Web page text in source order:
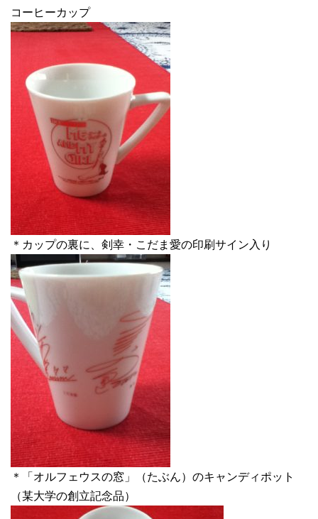
コーヒーカップ
＊カップの裏に、剣幸・こだま愛の印刷サイン入り
＊「オルフェウスの窓」（たぶん）のキャンディポット
（某大学の創立記念品）